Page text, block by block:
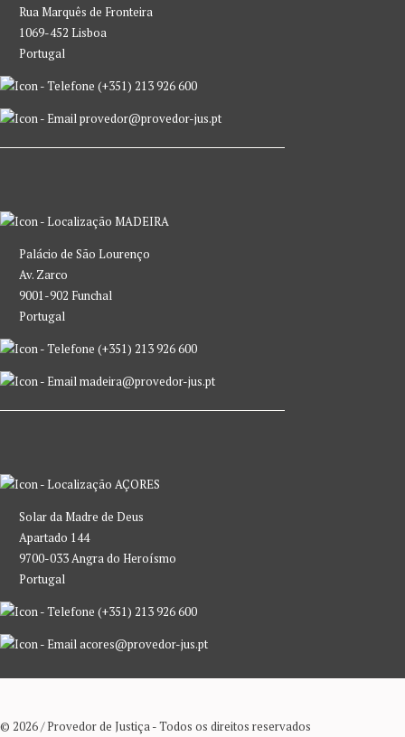
Rua Marquês de Fronteira
1069-452 Lisboa
Portugal
(+351) 213 926 600
provedor@provedor-jus.pt
MADEIRA
Palácio de São Lourenço
Av. Zarco
9001-902 Funchal
Portugal
(+351) 213 926 600
madeira@provedor-jus.pt
AÇORES
Solar da Madre de Deus
Apartado 144
9700-033 Angra do Heroísmo
Portugal
(+351) 213 926 600
acores@provedor-jus.pt
© 2026 / Provedor de Justiça - Todos os direitos reservados